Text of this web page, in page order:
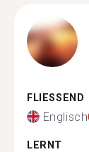
FLIESSEND
Englisch
LERNT